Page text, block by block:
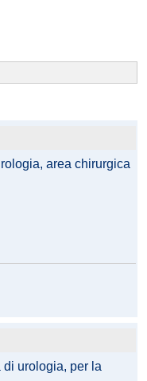
area chirurgica
urologia, per la